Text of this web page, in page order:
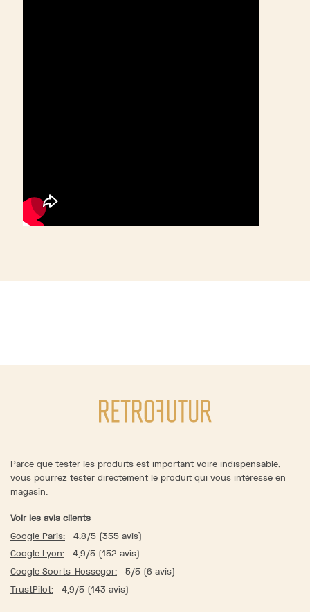
Parce que tester les produits est important voire indispensable,
vous pourrez tester directement le produit qui vous intéresse en
magasin.
Voir les avis clients
Google Paris:
4.8/5 (355 avis)
Google Lyon:
4,9/5 (152 avis)
Google Soorts-Hossegor:
5/5 (6 avis)
TrustPilot:
4,9/5 (143 avis)